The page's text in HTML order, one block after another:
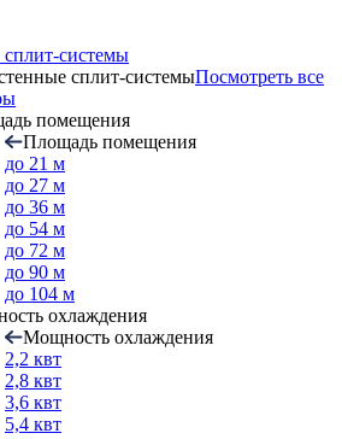
системы
сплит-системыПосмотреть все
помещения
Площадь помещения
до 21 м
до 27 м
до 36 м
до 54 м
до 72 м
до 90 м
до 104 м
охлаждения
Мощность охлаждения
2,2 квт
2,8 квт
3,6 квт
5,4 квт